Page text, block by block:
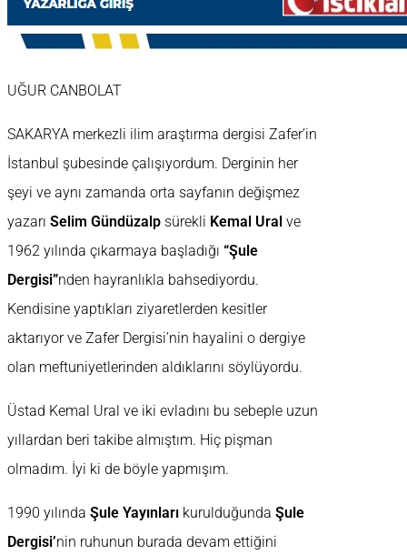
UĞUR CANBOLAT
SAKARYA merkezli ilim araştırma dergisi Zafer’in
İstanbul şubesinde çalışıyordum. Derginin her
şeyi ve aynı zamanda orta sayfanın değişmez
yazarı Selim Gündüzalp sürekli Kemal Ural ve
1962 yılında çıkarmaya başladığı “Şule
Dergisi”nden hayranlıkla bahsediyordu.
Kendisine yaptıkları ziyaretlerden kesitler
aktarıyor ve Zafer Dergisi’nin hayalini o dergiye
olan meftuniyetlerinden aldıklarını söylüyordu.
Üstad Kemal Ural ve iki evladını bu sebeple uzun
yıllardan beri takibe almıştım. Hiç pişman
olmadım. İyi ki de böyle yapmışım.
1990 yılında Şule Yayınları kurulduğunda Şule
Dergisi’nin ruhunun burada devam ettiğini